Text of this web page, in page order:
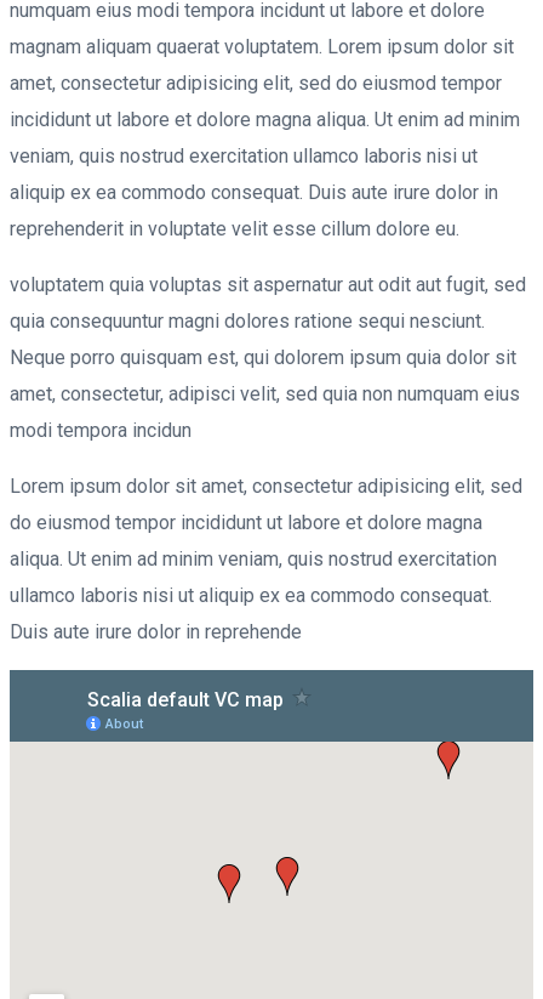
numquam eius modi tempora incidunt ut labore et dolore
magnam aliquam quaerat voluptatem. Lorem ipsum dolor sit
amet, consectetur adipisicing elit, sed do eiusmod tempor
incididunt ut labore et dolore magna aliqua. Ut enim ad minim
veniam, quis nostrud exercitation ullamco laboris nisi ut
aliquip ex ea commodo consequat. Duis aute irure dolor in
reprehenderit in voluptate velit esse cillum dolore eu.
voluptatem quia voluptas sit aspernatur aut odit aut fugit, sed
quia consequuntur magni dolores ratione sequi nesciunt.
Neque porro quisquam est, qui dolorem ipsum quia dolor sit
amet, consectetur, adipisci velit, sed quia non numquam eius
modi tempora incidun
Lorem ipsum dolor sit amet, consectetur adipisicing elit, sed
do eiusmod tempor incididunt ut labore et dolore magna
aliqua. Ut enim ad minim veniam, quis nostrud exercitation
ullamco laboris nisi ut aliquip ex ea commodo consequat.
Duis aute irure dolor in reprehende